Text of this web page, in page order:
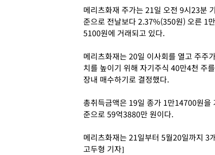
메리츠화재 주가는 21일 오전 9시23분 기
준으로 전날보다 2.37%(350원) 오른 1만
5100원에 거래되고 있다.
메리츠화재는 20일 이사회를 열고 주주
치를 높이기 위해 자기주식 40만4천 주를
장내 매수하기로 결정했다.
총취득금액은 19일 종가 1만14700원을
준으로 59억3880만 원이다.
메리츠화재는 21일부터 5월20일까지 3
고두형 기자]